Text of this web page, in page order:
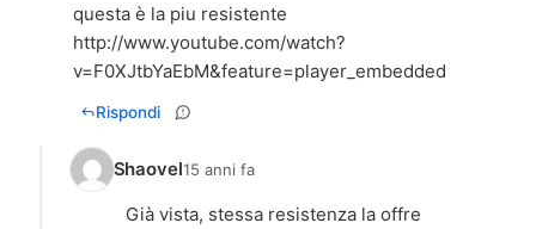
questa è la piu resistente
http://www.youtube.com/watch?
v=F0XJtbYaEbM&feature=player_embedded
Rispondi
Shaovel15 anni fa
Già vista, stessa resistenza la offre